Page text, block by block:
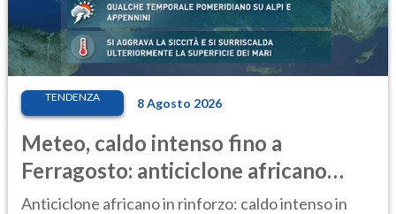
TENDENZA 8 Agosto 2026
Meteo, caldo intenso fino a
Ferragosto: anticiclone africano
ancora protagonista
Anticiclone africano in rinforzo: caldo intenso in